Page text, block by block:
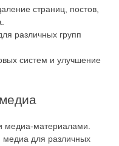
страниц, постов,
различных групп
систем и улучшение
медиа-материалами.
для различных